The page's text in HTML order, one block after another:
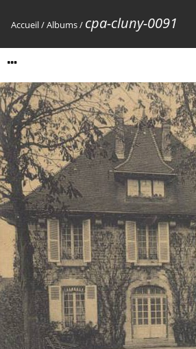
Accueil/Albums/ cpa-cluny-0091